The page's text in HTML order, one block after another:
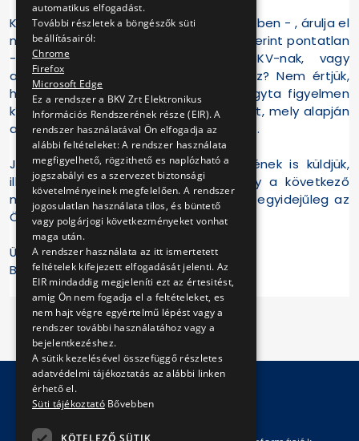
Kérjük - a korrekt tájékoztatás reményében - , árulja el
nekünk, hogy mire alapozza - szokás szerint pontatlan
- cikkének címét, miszerint a BKV-nak, vagy
alvállalkozójának köze lenne az ügyhöz? Nem értjük,
hogy Ön – ez esetben is – miért hagyta figyelmen
kívül a BKV Zrt. hivatalos tájékoztatását, mely alapján
a cikkének címe nyilvánvalóan irreleváns.
Jelen levelünket az Ön főszerkesztőjének is küldjük,
illetve arról is tájékoztatjuk Önt, hogy a következő
megkereséseire a szakmai válaszokat egyidejűleg az
Ön főszerkesztőjének is továbbítjuk.
Üdvözlettel:
BKV Zrt.
automatikus elfogadást.
További részletek a böngészők süti
beállításairól:
Chrome
Firefox
Microsoft Edge
Ez a rendszer a BKV Zrt Elektronikus
Információs Rendszerének része (EIR). A
rendszer használatával Ön elfogadja az
alábbi feltételeket: A rendszer használata
megfigyelhető, rögzithető es naplózható a
jogszabályi es a szervezet biztonsági
követelményeinek megfelelően. A rendszer
jogosulatlan használata tilos, és büntető
vagy polgárjogi következményeket vonhat
maga után.
A rendszer használata az itt ismertetett
feltételek kifejezett elfogadását jelenti. Az
EIR mindaddig megjeleníti ezt az értesitést,
amig Ön nem fogadja el a feltételeket, es
nem hajt végre egyértelmű lépést vagy a
rendszer további használatához vagy a
bejelentkezéshez.
A sütik kezelésével összefüggő részletes
adatvédelmi tájékoztatás az alábbi linken
érhető el.
Süti tájékoztató Bővebben
KÖTELEZŐ SÜTIK